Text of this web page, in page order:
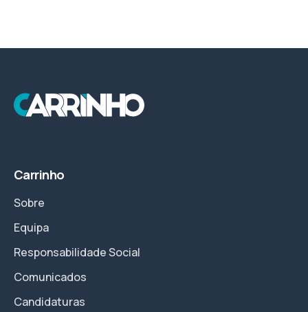
Carrinho
Sobre
Equipa
Responsabilidade Social
Comunicados
Candidaturas